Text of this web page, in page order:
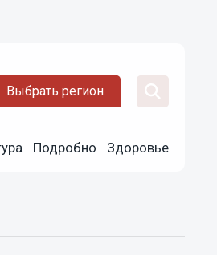
Выбрать регион
Подробно Здоровье